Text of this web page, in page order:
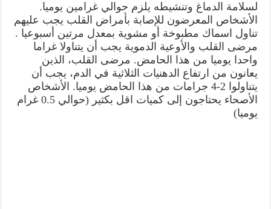
لسلامة الدماغ وتنشيطه يلزم حوالي غرامين يوميا.
الأشخاص المعرضون للإصابة بأمراض القلب يجب عليهم
تناول اسماك مطبوخة أو مشوية بمعدل مرتين أسبوعيا .
مرضى القلب والأوعية الدموية يجب أن يتناولا غراما
واحدا يوميا من هذا الحامض. مرضى القلب، الذين
يعانون من ارتفاع الدهنيات الثلاثية في الدم، يجب أن
يتناولوا 2-4 جرامات من هذا الحامض يوميا. الأشخاص
الأصحاء يحتاجون إلى كميات اقل بكثير (حوالي 0.5 غرام
يوميا)